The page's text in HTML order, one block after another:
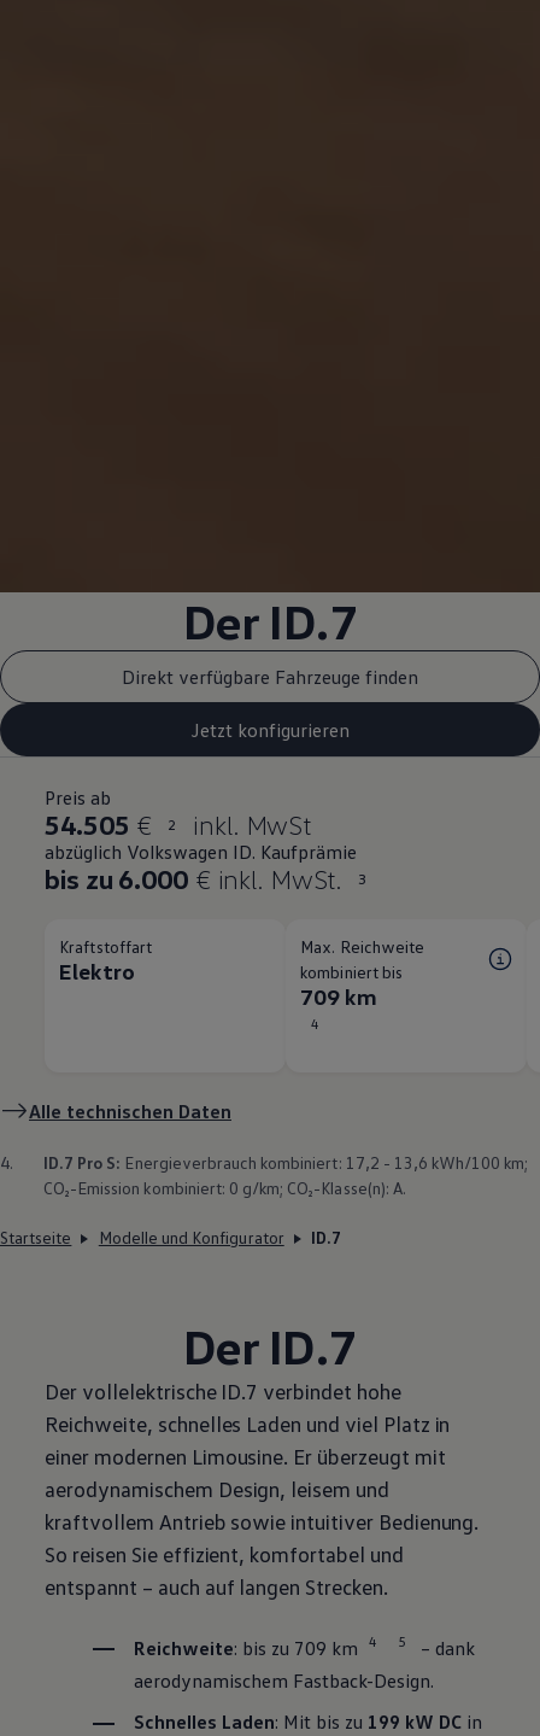
Der ID.7
Direkt verfügbare Fahrzeuge finden
Jetzt konfigurieren
Preis ab
54.505 € 2 inkl. MwSt
abzüglich Volkswagen ID. Kaufprämie
bis zu 6.000 € inkl. MwSt. 3
Kraftstoffart
Elektro
Max. Reichweite
kombiniert bis
709 km
4
Alle technischen Daten
4. ID.7 Pro S: Energieverbrauch kombiniert: 17,2 - 13,6 kWh/100 km;
CO₂-Emission kombiniert: 0 g/km; CO₂-Klasse(n): A.
Startseite Modelle und Konfigurator ID.7
Der ID.7
Der vollelektrische ID.7 verbindet hohe
Reichweite, schnelles Laden und viel Platz in
einer modernen Limousine. Er überzeugt mit
aerodynamischem Design, leisem und
kraftvollem Antrieb sowie intuitiver Bedienung.
So reisen Sie effizient, komfortabel und
entspannt – auch auf langen Strecken.
Reichweite: bis zu 709 km 4 5
– dank
aerodynamischem Fastback-Design.
Schnelles Laden: Mit bis zu 199 kW DC in